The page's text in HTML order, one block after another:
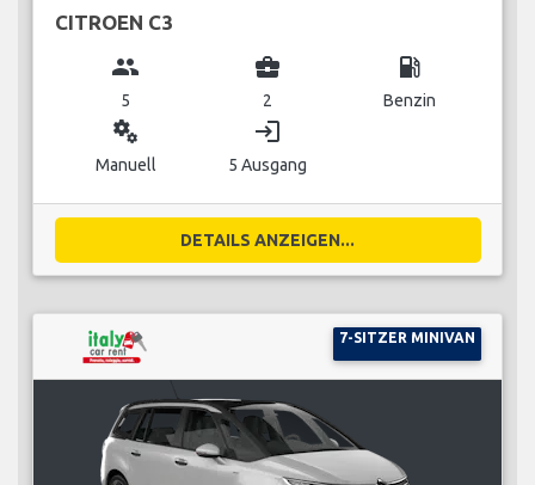
CITROEN C3
group
5
business_center
2
local_gas_station
Benzin
miscellaneous_services
Manuell
login
5 Ausgang
DETAILS ANZEIGEN...
7-SITZER MINIVAN